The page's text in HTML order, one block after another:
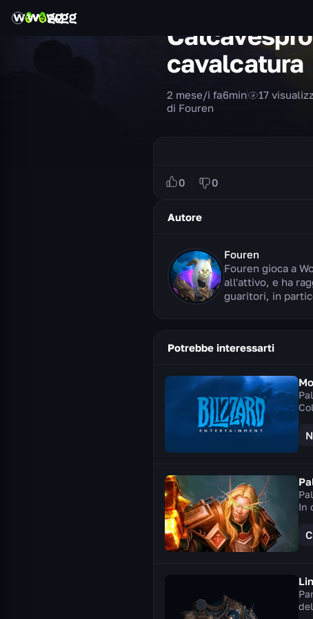
cavalcatura
di Fouren
2 mese/i fa6min 17
0 0
Autore
Fouren
Fouren gioca a
all'attivo, e ha
guaritori, in
Potrebbe interessarti
In